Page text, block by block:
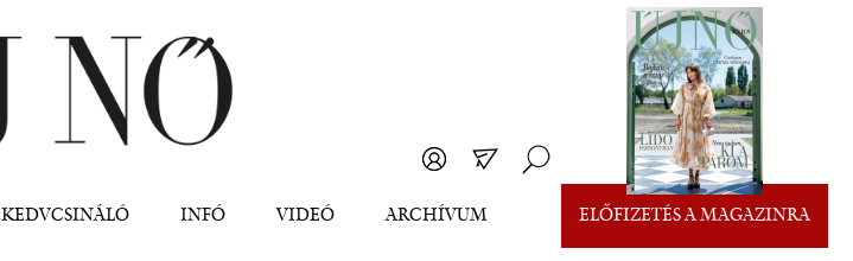
KEDVCSINÁLÓ INFÓ VIDEÓ ARCHÍVUM ELŐFIZETÉS A MAGAZINRA